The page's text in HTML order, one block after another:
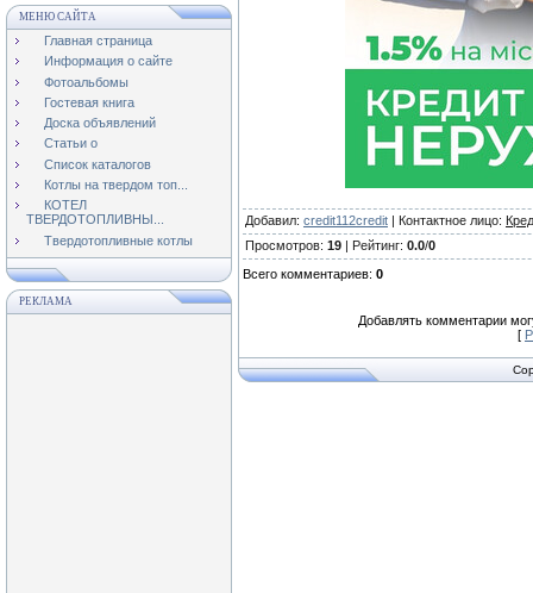
МЕНЮ САЙТА
Главная страница
Информация о сайте
Фотоальбомы
Гостевая книга
Доска объявлений
Статьи о
Список каталогов
Котлы на твердом топ...
КОТЕЛ
ТВЕРДОТОПЛИВНЫ...
Твердотопливные котлы
РЕКЛАМА
Добавил: credit112credit | Контактное лицо:
Просмотров: 19 | Рейтинг: 0.0/0
Всего комментариев: 0
Добавлять комментарии
[